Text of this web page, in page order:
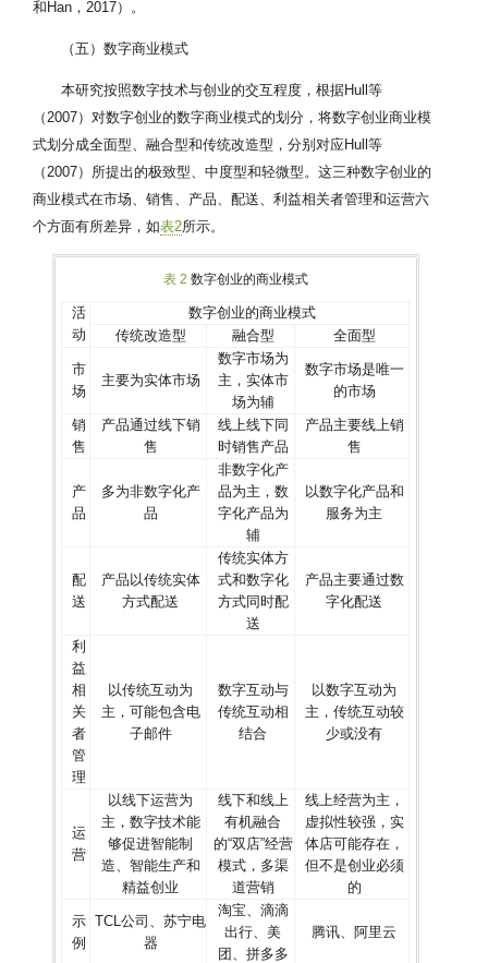
和Han，2017）。
（五）数字商业模式
本研究按照数字技术与创业的交互程度，根据Hull等
（2007）对数字创业的数字商业模式的划分，将数字创业商业模
式划分成全面型、融合型和传统改造型，分别对应Hull等
（2007）所提出的极致型、中度型和轻微型。这三种数字创业的
商业模式在市场、销售、产品、配送、利益相关者管理和运营六
个方面有所差异，如表2所示。
表 2 数字创业的商业模式
活
动
数字创业的商业模式
传统改造型
融合型 全面型
市
场
主要为实体市场
数字市场为
主，实体市
场为辅
数字市场是唯一
的市场
销
售
产品通过线下销
售
线上线下同
时销售产品
产品主要线上销
售
产
品
多为非数字化产
品
非数字化产
品为主，数
字化产品为
辅
以数字化产品和
服务为主
配
送
产品以传统实体
方式配送
传统实体方
式和数字化
方式同时配
送
产品主要通过数
字化配送
利
益
相
关
者
管
理
以传统互动为
主，可能包含电
子邮件
数字互动与
传统互动相
结合
以数字互动为
主，传统互动较
少或没有
运
营
以线下运营为
主，数字技术能
够促进智能制
造、智能生产和
精益创业
线下和线上
有机融合
的“双店”经营
模式，多渠
道营销
线上经营为主，
虚拟性较强，实
体店可能存在，
但不是创业必须
的
示
例
TCL公司、苏宁电
器
淘宝、滴滴
出行、美
团、拼多多
腾讯、阿里云